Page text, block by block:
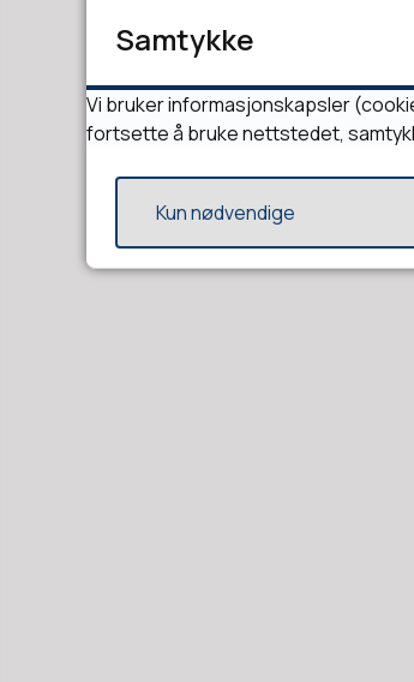
Samtykke
Vi bruker informasjonskapsler
fortsette å bruke nettstedet,
Kun nødvendige